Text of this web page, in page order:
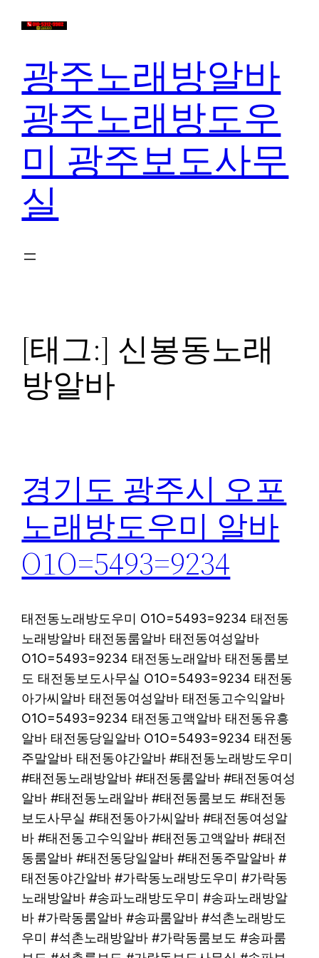
광주노래방알바
광주노래방도우
미 광주보도사무
실
[태그:] 신봉동노래
방알바
경기도 광주시 오포
노래방도우미 알바
O1O=5493=9234
태전동노래방도우미 O1O=5493=9234 태전동
노래방알바 태전동룸알바 태전동여성알바
O1O=5493=9234 태전동노래알바 태전동룸보
도 태전동보도사무실 O1O=5493=9234 태전동
아가씨알바 태전동여성알바 태전동고수익알바
O1O=5493=9234 태전동고액알바 태전동유흥
알바 태전동당일알바 O1O=5493=9234 태전동
주말알바 태전동야간알바 #태전동노래방도우미
#태전동노래방알바 #태전동룸알바 #태전동여성
알바 #태전동노래알바 #태전동룸보도 #태전동
보도사무실 #태전동아가씨알바 #태전동여성알
바 #태전동고수익알바 #태전동고액알바 #태전
동룸알바 #태전동당일알바 #태전동주말알바 #
태전동야간알바 #가락동노래방도우미 #가락동
노래방알바 #송파노래방도우미 #송파노래방알
바 #가락동룸알바 #송파룸알바 #석촌노래방도
우미 #석촌노래방알바 #가락동룸보도 #송파룸